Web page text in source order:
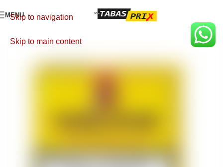
Skip to navigation
Skip to main content
MENU